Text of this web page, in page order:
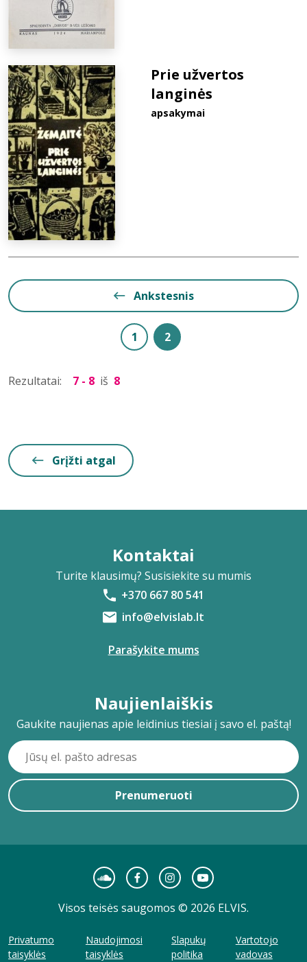
Prie užvertos
langinės
apsakymai
Ankstesnis
1 2
Rezultatai: 7 - 8 iš 8
Grįžti atgal
Kontaktai
Turite klausimų? Susisiekite su mumis
+370 667 80 541
info@elvislab.lt
Parašykite mums
Naujienlaiškis
Gaukite naujienas apie leidinius tiesiai į savo el. paštą!
Prenumeruoti
Visos teisės saugomos © 2026 ELVIS.
Privatumo
taisyklės
Naudojimosi
taisyklės
Slapukų
politika
Vartotojo
vadovas